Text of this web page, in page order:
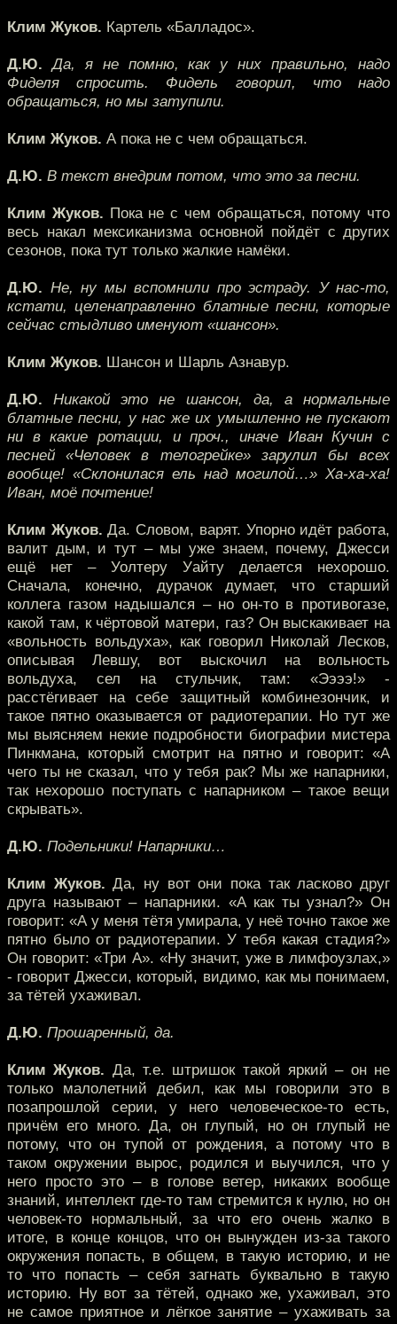
Клим Жуков. Картель «Балладос».
Д.Ю. Да, я не помню, как у них правильно, надо
Фиделя спросить. Фидель говорил, что надо
обращаться, но мы затупили.
Клим Жуков. А пока не с чем обращаться.
Д.Ю. В текст внедрим потом, что это за песни.
Клим Жуков. Пока не с чем обращаться, потому что
весь накал мексиканизма основной пойдёт с других
сезонов, пока тут только жалкие намёки.
Д.Ю. Не, ну мы вспомнили про эстраду. У нас-то,
кстати, целенаправленно блатные песни, которые
сейчас стыдливо именуют «шансон».
Клим Жуков. Шансон и Шарль Азнавур.
Д.Ю. Никакой это не шансон, да, а нормальные
блатные песни, у нас же их умышленно не пускают
ни в какие ротации, и проч., иначе Иван Кучин с
песней «Человек в телогрейке» зарулил бы всех
вообще! «Склонилася ель над могилой…» Ха-ха-ха!
Иван, моё почтение!
Клим Жуков. Да. Словом, варят. Упорно идёт работа,
валит дым, и тут – мы уже знаем, почему, Джесси
ещё нет – Уолтеру Уайту делается нехорошо.
Сначала, конечно, дурачок думает, что старший
коллега газом надышался – но он-то в противогазе,
какой там, к чёртовой матери, газ? Он выскакивает на
«вольность вольдуха», как говорил Николай Лесков,
описывая Левшу, вот выскочил на вольность
вольдуха, сел на стульчик, там: «Ээээ!» -
расстёгивает на себе защитный комбинезончик, и
такое пятно оказывается от радиотерапии. Но тут же
мы выясняем некие подробности биографии мистера
Пинкмана, который смотрит на пятно и говорит: «А
чего ты не сказал, что у тебя рак? Мы же напарники,
так нехорошо поступать с напарником – такое вещи
скрывать».
Д.Ю. Подельники! Напарники…
Клим Жуков. Да, ну вот они пока так ласково друг
друга называют – напарники. «А как ты узнал?» Он
говорит: «А у меня тётя умирала, у неё точно такое же
пятно было от радиотерапии. У тебя какая стадия?»
Он говорит: «Три А». «Ну значит, уже в лимфоузлах,»
- говорит Джесси, который, видимо, как мы понимаем,
за тётей ухаживал.
Д.Ю. Прошаренный, да.
Клим Жуков. Да, т.е. штришок такой яркий – он не
только малолетний дебил, как мы говорили это в
позапрошлой серии, у него человеческое-то есть,
причём его много. Да, он глупый, но он глупый не
потому, что он тупой от рождения, а потому что в
таком окружении вырос, родился и выучился, что у
него просто это – в голове ветер, никаких вообще
знаний, интеллект где-то там стремится к нулю, но он
человек-то нормальный, за что его очень жалко в
итоге, в конце концов, что он вынужден из-за такого
окружения попасть, в общем, в такую историю, и не
то что попасть – себя загнать буквально в такую
историю. Ну вот за тётей, однако же, ухаживал, это
не самое приятное и лёгкое занятие – ухаживать за